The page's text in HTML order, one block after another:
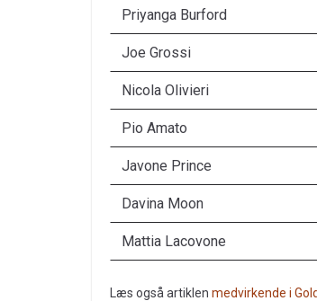
Priyanga Burford
Joe Grossi
Nicola Olivieri
Pio Amato
Javone Prince
Davina Moon
Mattia Lacovone
Læs også artiklen medvirkende i